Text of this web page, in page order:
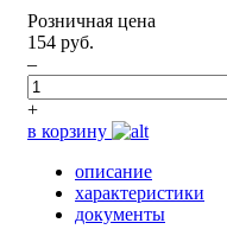
Розничная цена
154 руб.
–
+
в корзину
описание
характеристики
документы